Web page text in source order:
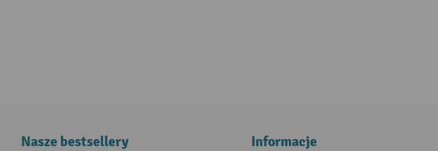
Nasze bestsellery Informacje